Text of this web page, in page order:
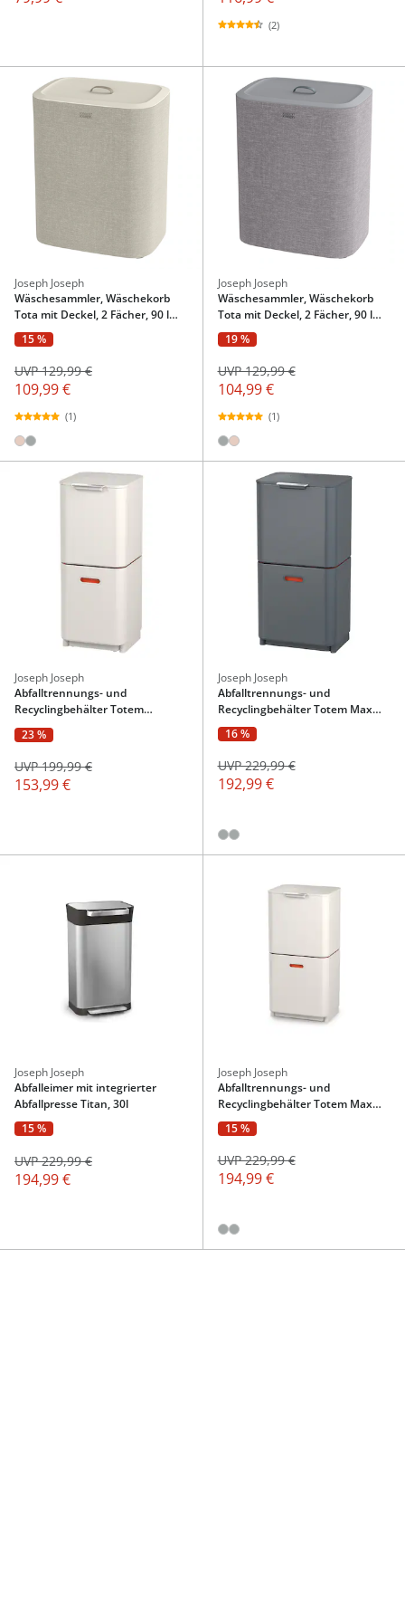
(2)
Joseph Joseph
Wäschesammler, Wäschekorb
Tota mit Deckel, 2 Fächer, 90 l
beige
15 %
109,99 €
UVP 129,99 €
(1)
Joseph Joseph
Wäschesammler, Wäschekorb
Tota mit Deckel, 2 Fächer, 90 l
grau
19 %
104,99 €
UVP 129,99 €
(1)
Joseph Joseph
Abfalltrennungs- und
Recyclingbehälter Totem
Compact
23 %
153,99 €
UVP 199,99 €
Joseph Joseph
Abfalltrennungs- und
Recyclingbehälter Totem Max
Grau
16 %
192,99 €
UVP 229,99 €
Joseph Joseph
Abfalleimer mit integrierter
Abfallpresse Titan, 30l
15 %
194,99 €
UVP 229,99 €
Joseph Joseph
Abfalltrennungs- und
Recyclingbehälter Totem Max
Stein
15 %
194,99 €
UVP 229,99 €